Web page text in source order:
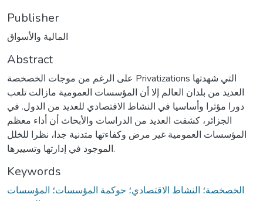
Publisher
المالية والأسواق
Abstract
على الرغم من موجات الخصخصة Privatizations التي شهدتها
العديد من بلدان العالم إلا أن المؤسسات العمومية مازالت تلعب
دورا مؤثرا وأساسيا في النشاط الاقتصادي للعديد من الدول. في
الجزائر، كشفت العديد من الدراسات والأبحاث أن أداء معظم
المؤسسات العمومية غير مرض وكفاءتها متدنية جدا، نظرا للخلل
الموجود في إدارتها وتسييرها.
Keywords
الخصخصة؛ النشاط الاقتصادي؛ حوكمة المؤسسات؛ المؤسسات